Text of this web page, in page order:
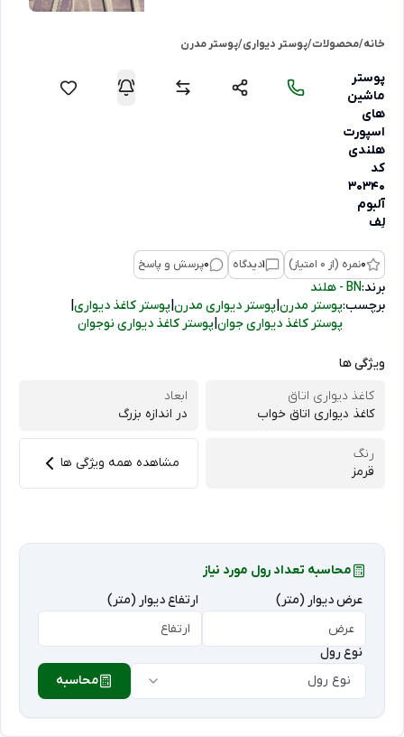
خانه/محصولات/پوستر دیواری/پوستر مدرن
پوستر
ماشین
های
اسپورت
هلندی
کد
30340
آلبوم
لِف
0نمره (از 0 امتیاز) 1دیدگاه 0پرسش و پاسخ
برند:BN - هلند
برچسب:پوستر مدرن پوستر دیواری مدرن پوستر کاغذ دیواری
پوستر کاغذ دیواری جوان پوستر کاغذ دیواری نوجوان
ویژگی ها
کاغذ دیواری اتاق
کاغذ دیواری اتاق خواب
ابعاد
در اندازه بزرگ
رنگ
قرمز
مشاهده همه ویژگی ها
محاسبه تعداد رول مورد نیاز
عرض دیوار (متر)
ارتفاع دیوار (متر)
نوع رول
نوع رول
محاسبه